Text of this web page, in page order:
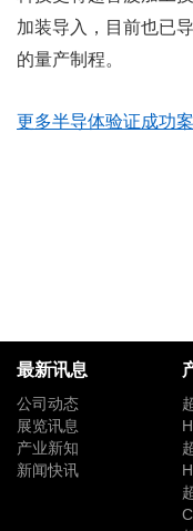
加装导入，目前也已
的量产制程。
更多半导体验证成功
最新讯息
公司动态
展览讯息
产业新知
新闻快讯